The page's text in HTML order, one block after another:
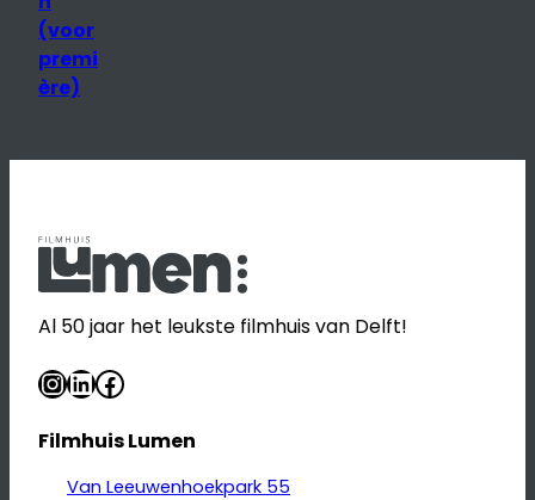
(voor
premi
ère)
Al 50 jaar het leukste filmhuis van Delft!
InstagramLinkedIn Facebook
Filmhuis Lumen
Van Leeuwenhoekpark 55